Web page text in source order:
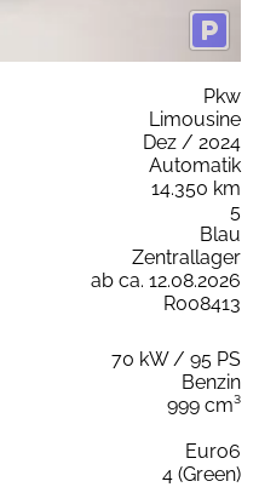
Pkw
Limousine
Dez / 2024
Automatik
14.350 km
5
Blau
Zentrallager
ab ca. 12.08.2026
R008413
70 kW / 95 PS
Benzin
999 cm³
Euro6
4 (Green)